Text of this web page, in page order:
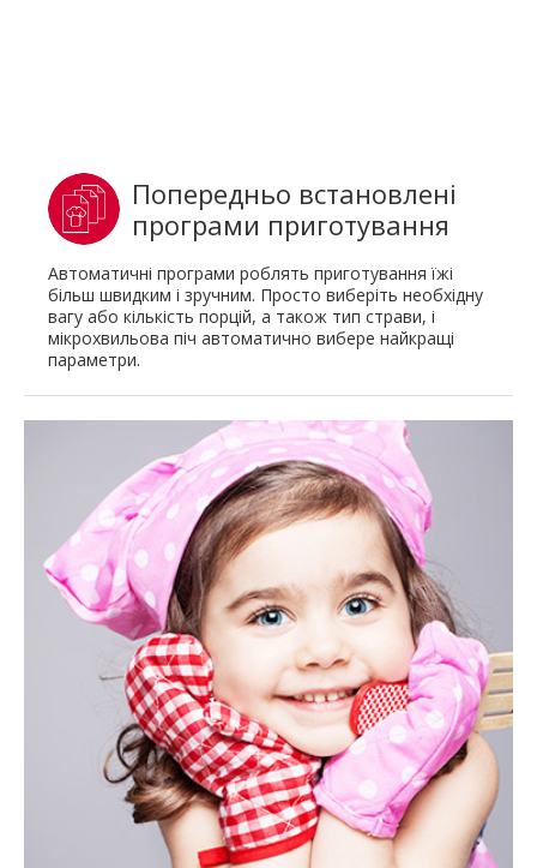
Попередньо встановлені
програми приготування
Автоматичні програми роблять приготування їжі
більш швидким і зручним. Просто виберіть необхідну
вагу або кількість порцій, а також тип страви, і
мікрохвильова піч автоматично вибере найкращі
параметри.